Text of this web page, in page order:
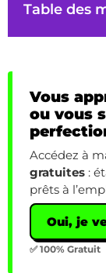
Table des
Vous
ou vous
Accédez à
gratuites :
prêts à
Oui, je
✅ 100% Gratuit